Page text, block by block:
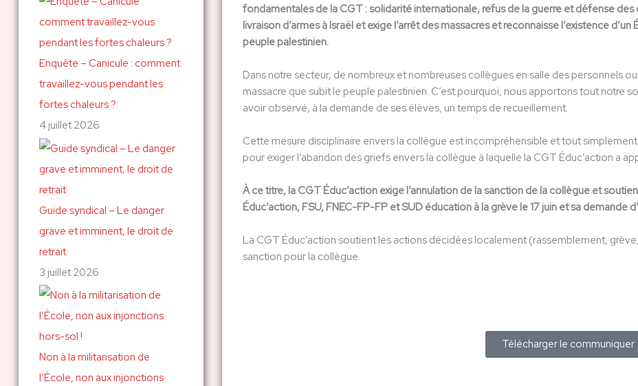
Enquête – Canicule : comment
travaillez-vous pendant les
fortes chaleurs ?
4 juillet 2026
Guide syndical – Le danger
grave et imminent, le droit de
retrait
3 juillet 2026
Non à la militarisation de
l’École, non aux injonctions
fondamentales de la CGT : solidarité internationale, refus de la guerre et défense des
livraison d’armes à Israël et exige l’arrêt des massacres et reconnaisse l’existence
peuple palestinien.
Dans notre secteur, de nombreux et nombreuses collègues en salle des personnels
massacre que subit le peuple palestinien. C’est pourquoi, nous apportons tout notre
avoir observé, à la demande de ses élèves, un temps de recueillement.
Cette mesure disciplinaire envers la collègue est incompréhensible et tout
pour exiger l’abandon des griefs envers la collègue à laquelle la CGT Éduc’action a
À ce titre, la CGT Éduc’action exige l’annulation de la sanction de la collègue et
Éduc’action, FSU, FNEC-FP-FP et SUD éducation à la grève le 17 juin et sa demande
La CGT Éduc’action soutient les actions décidées localement (rassemblement,
sanction pour la collègue.
Télécharger le communiquer